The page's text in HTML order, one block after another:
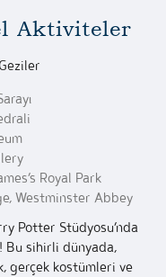
Aktiviteler
Royal Park
Westminster Abbey
Potter Stüdyosu’nda
Bu sihirli dünyada,
gerçek kostümleri ve